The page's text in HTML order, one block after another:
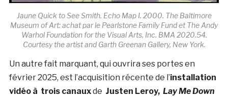
Jaune Quick to See Smith. Echo Map I. 2000. The Baltimore
Museum of Art: achat par le Pearlstone Family Fund et The Andy
Warhol Foundation for the Visual Arts, Inc. BMA 2020.54.
Courtesy the artist and Garth Greenan Gallery, New York.
Un autre fait marquant, qui ouvrira ses portes en
février 2025, est l’acquisition récente de l’installation
vidéo à trois canauxde Justen Leroy, Lay Me Down